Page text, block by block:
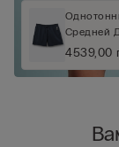
Средней
4539,00